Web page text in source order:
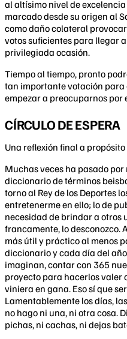
al altísimo nivel de
marcado desde su origen al
como daño colateral
votos suficientes para llegar
privilegiada ocasión.
Tiempo al tiempo, pronto
tan importante votación para
empezar a preocuparnos por
CÍRCULO DE ESPERA
Una reflexión final a
Muchas veces ha pasado
diccionario de términos
torno al Rey de los Deportes
entretenerme en ello; lo de
necesidad de brindar a otros
francamente, lo desconozco.
más útil y práctico al menos
diccionario y cada día del
imaginan, contar con 365
proyecto para hacerlos valer
viniera en gana. Eso sí que
Lamentablemente los días,
no hago ni una, ni otra cosa.
pichas, ni cachas, ni dejas